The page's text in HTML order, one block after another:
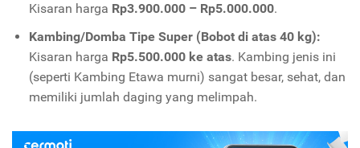
Kisaran harga Rp3.900.000 – Rp5.000.000.
Kambing/Domba Tipe Super (Bobot di atas 40 kg):
Kisaran harga Rp5.500.000 ke atas. Kambing jenis ini
(seperti Kambing Etawa murni) sangat besar, sehat, dan
memiliki jumlah daging yang melimpah.